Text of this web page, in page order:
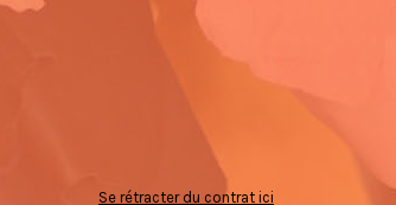
Se rétracter du contrat ici